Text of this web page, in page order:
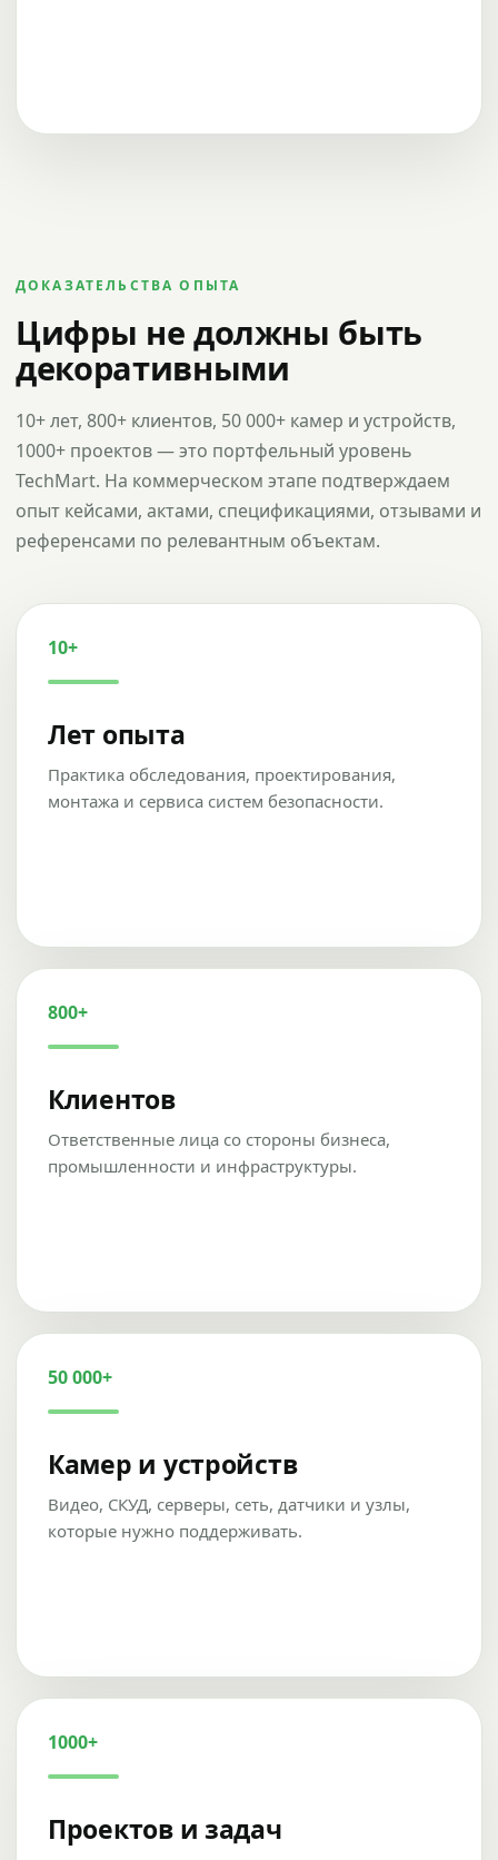
ДОКАЗАТЕЛЬСТВА ОПЫТА
Цифры не должны быть
декоративными
10+ лет, 800+ клиентов, 50 000+ камер и устройств,
1000+ проектов — это портфельный уровень
TechMart. На коммерческом этапе подтверждаем
опыт кейсами, актами, спецификациями, отзывами и
референсами по релевантным объектам.
10+
Лет опыта
Практика обследования, проектирования,
монтажа и сервиса систем безопасности.
800+
Клиентов
Ответственные лица со стороны бизнеса,
промышленности и инфраструктуры.
50 000+
Камер и устройств
Видео, СКУД, серверы, сеть, датчики и узлы,
которые нужно поддерживать.
1000+
Проектов и задач